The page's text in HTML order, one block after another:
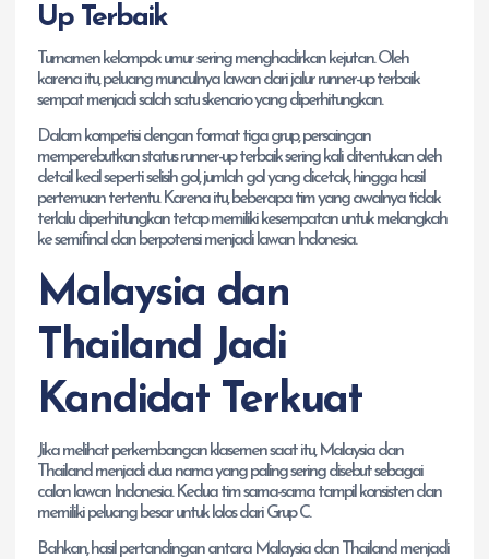
Up Terbaik
Turnamen kelompok umur sering menghadirkan kejutan. Oleh
karena itu, peluang munculnya lawan dari jalur runner-up terbaik
sempat menjadi salah satu skenario yang diperhitungkan.
Dalam kompetisi dengan format tiga grup, persaingan
memperebutkan status runner-up terbaik sering kali ditentukan oleh
detail kecil seperti selisih gol, jumlah gol yang dicetak, hingga hasil
pertemuan tertentu. Karena itu, beberapa tim yang awalnya tidak
terlalu diperhitungkan tetap memiliki kesempatan untuk melangkah
ke semifinal dan berpotensi menjadi lawan Indonesia.
Malaysia dan
Thailand Jadi
Kandidat Terkuat
Jika melihat perkembangan klasemen saat itu, Malaysia dan
Thailand menjadi dua nama yang paling sering disebut sebagai
calon lawan Indonesia. Kedua tim sama-sama tampil konsisten dan
memiliki peluang besar untuk lolos dari Grup C.
Bahkan, hasil pertandingan antara Malaysia dan Thailand menjadi